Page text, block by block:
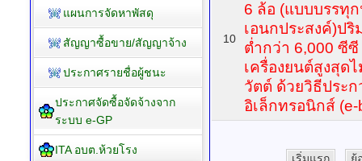
10
6 ล้อ (แบบบรรทุ
เอนกประสงค์)ป
ต่ำกว่า 6,000 ซี
เครื่องยนต์สูงสุด
วัตต์ ด้วยวิธีประ
อิเล็กทรอนิกส์ (e-
แผนการจัดหาพัสดุ
สัญญาซื้อขาย/สัญญาจ้าง
ประกาศรายชื่อผู้ชนะ
ประกาศจัดซื้อจัดจ้างจาก
ระบบ e-GP
ITA อบต.ห้วยโรง